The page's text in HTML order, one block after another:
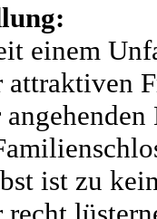
einem
attraktiven
ist zu